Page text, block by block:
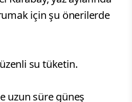
için şu önerilerde
su tüketin.
uzun süre güneş